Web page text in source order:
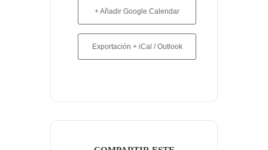
+ Añadir Google Calendar
Exportación + iCal / Outlook